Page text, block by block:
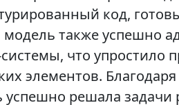
код,
также успешно
что упростило
элементов.
решала задачи